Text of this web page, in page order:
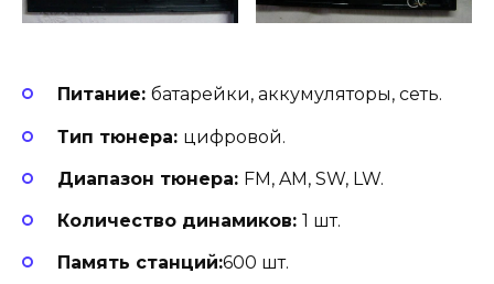
Питание: батарейки, аккумуляторы, сеть.
Тип тюнера: цифровой.
Диапазон тюнера: FM, AM, SW, LW.
Количество динамиков: 1 шт.
Память станций:600 шт.